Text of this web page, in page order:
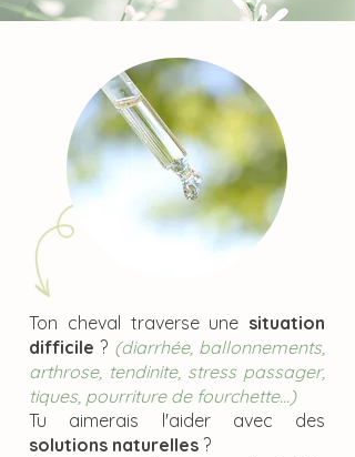
Ton cheval traverse une situation
difficile ? (diarrhée, ballonnements,
arthrose, tendinite, stress passager,
tiques, pourriture de fourchette...)
Tu aimerais l'aider avec des
solutions naturelles ?